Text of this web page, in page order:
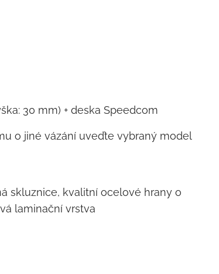
30 mm) + deska Speedcom
o jiné vázání uveďte vybraný model
skluznice, kvalitní ocelové hrany o
laminační vrstva